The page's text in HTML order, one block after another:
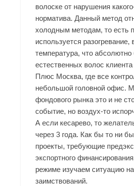
волоске от нарушения
норматива. Данный метод
холодным методам, то есть
используется разогревание,
температура, что
естественных волос
Плюс Москва, где все
небольшой головной офис.
фондового рынка это и не
событие, но воздух-то
А если кесарево, то
через 3 года. Как бы то ни
проекты, требующие
экспортного
режиме изучаем ситуацию
заимствований.